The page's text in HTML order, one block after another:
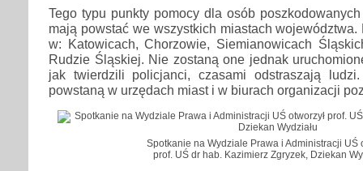
Tego typu punkty pomocy dla osób
mają powstać we wszystkich miastach
w: Katowicach, Chorzowie, Siemianowicach
Rudzie Śląskiej. Nie zostaną one jednak
jak twierdzili policjanci, czasami odstraszają
powstaną w urzędach miast i w biurach organizacji
Spotkanie na Wydziale Prawa i Administracji UŚ
prof. UŚ dr hab. Kazimierz Zgryzek, Dziekan